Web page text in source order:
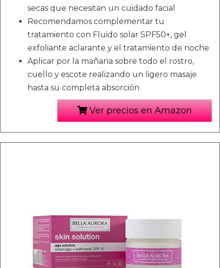
secas que necesitan un cuidado facial
Recomendamos complementar tu
tratamiento con Fluido solar SPF50+, gel
exfoliante aclarante y el tratamiento de noche
Aplicar por la mañana sobre todo el rostro,
cuello y escote realizando un ligero masaje
hasta su completa absorción
Ver precios en Amazon